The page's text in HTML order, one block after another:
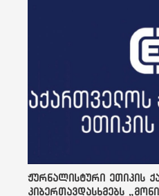
ჟურნალისტური ეთიკის
კიბერთავდასხმებს